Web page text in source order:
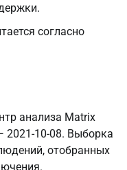
согласно
анализа Matrix
2021-10-08. Выборка
отобранных